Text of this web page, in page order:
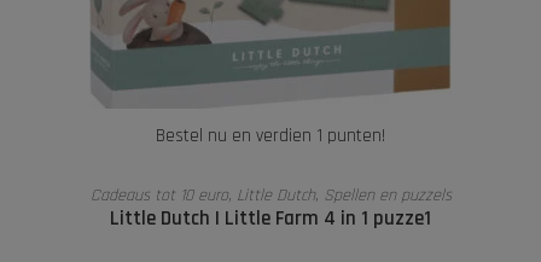
Bestel nu en verdien 1 punten!
TOEVOEGEN AAN WINKELWAGEN
Cadeaus tot 10 euro, Little Dutch, Spellen en puzzels
Little Dutch I Little Farm 4 in 1 puzze1